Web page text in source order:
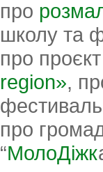
про
школу та
про проєкт
region»,
про
“МолоДіжк